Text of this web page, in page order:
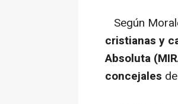
Según
cristianas y
Absoluta
concejales